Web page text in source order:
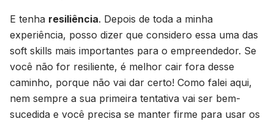
E tenha resiliência. Depois de toda a minha
experiência, posso dizer que considero essa uma das
soft skills mais importantes para o empreendedor. Se
você não for resiliente, é melhor cair fora desse
caminho, porque não vai dar certo! Como falei aqui,
nem sempre a sua primeira tentativa vai ser bem-
sucedida e você precisa se manter firme para usar os